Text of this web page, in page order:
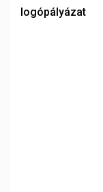
logópályázat